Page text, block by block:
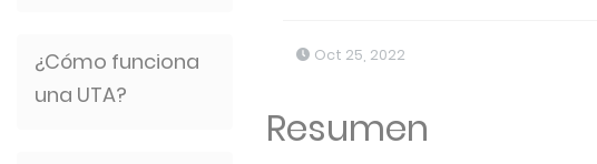
¿Cómo funciona
una UTA?
Oct 25, 2022
Resumen